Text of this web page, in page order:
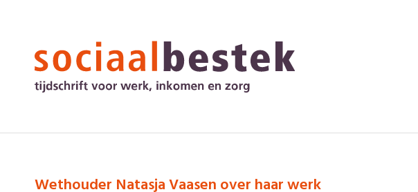
Wethouder Natasja Vaasen over haar werk